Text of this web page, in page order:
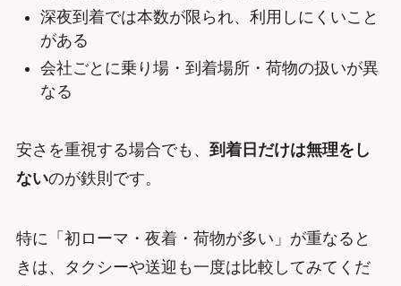
深夜到着では本数が限られ、利用しにくいこと
がある
会社ごとに乗り場・到着場所・荷物の扱いが異
なる
安さを重視する場合でも、 到着日だけは無理をし
ないのが鉄則です。
特に「初ローマ・夜着・荷物が多い」が重なると
きは、タクシーや送迎も一度は比較してみてくだ